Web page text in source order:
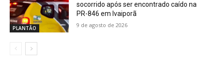
PLANTÃO
socorrido após ser encontrado caído na
PR-846 em Ivaiporã
9 de agosto de 2026